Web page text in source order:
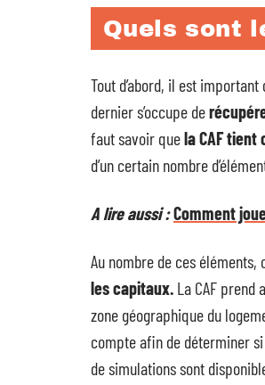
Quels sont
Tout d’abord, il est important
dernier s’occupe de
faut savoir quela CAF tient
d’un certain nombre
A lire aussi :Comment
Au nombre de ces
les capitaux. La CAF prend
zone géographique du
compte afin de déterminer si
de simulations sont